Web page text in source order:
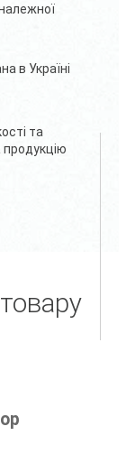
в Україні
та
продукцію